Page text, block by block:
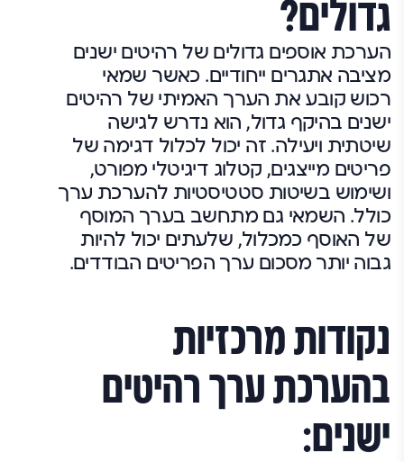
גדולים?
הערכת אוספים גדולים של רהיטים ישנים
מציבה אתגרים ייחודיים. כאשר שמאי
רכוש קובע את הערך האמיתי של רהיטים
ישנים בהיקף גדול, הוא נדרש לגישה
שיטתית ויעילה. זה יכול לכלול דגימה של
פריטים מייצגים, קטלוג דיגיטלי מפורט,
ושימוש בשיטות סטטיסטיות להערכת ערך
כולל. השמאי גם מתחשב בערך המוסף
של האוסף כמכלול, שלעתים יכול להיות
גבוה יותר מסכום ערך הפריטים הבודדים.
נקודות מרכזיות
בהערכת ערך רהיטים
ישנים: